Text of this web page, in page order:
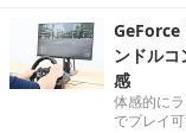
GeForce
ンドル
感
体感的に
でプレイ可